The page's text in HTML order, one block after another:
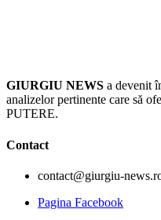
GIURGIU NEWS a devenit
analizelor pertinente care să
PUTERE.
Contact
contact@giurgiu-
Pagina Facebook